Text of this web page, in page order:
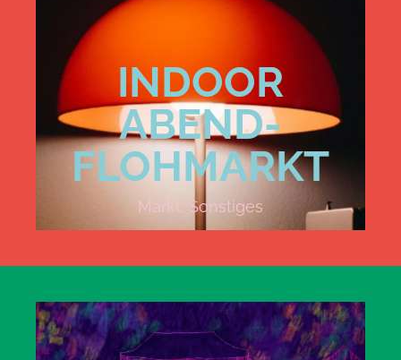
INDOOR
ABEND-
FLOHMARKT
Markt Sonstiges